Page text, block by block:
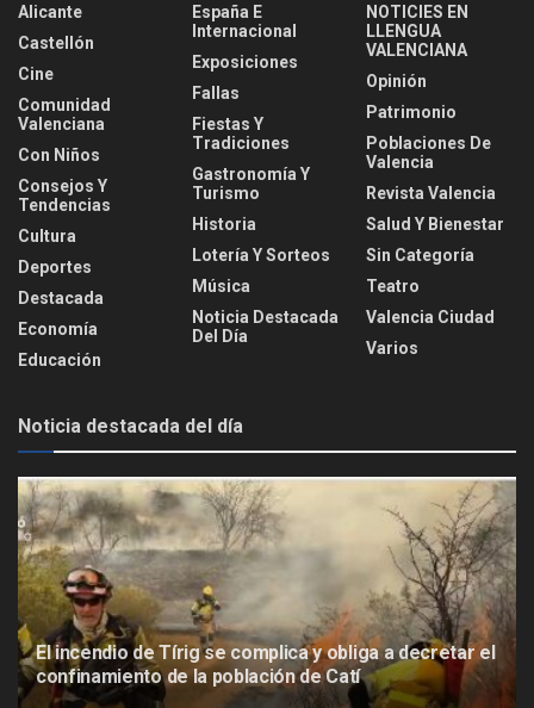
Alicante
Castellón
Cine
Comunidad
Valenciana
Con Niños
Consejos Y
Tendencias
Cultura
Deportes
Destacada
Economía
Educación
España E
Internacional
Exposiciones
Fallas
Fiestas Y
Tradiciones
Gastronomía Y
Turismo
Historia
Lotería Y Sorteos
Música
Noticia Destacada
Del Día
NOTICIES EN
LLENGUA
VALENCIANA
Opinión
Patrimonio
Poblaciones De
Valencia
Revista Valencia
Salud Y Bienestar
Sin Categoría
Teatro
Valencia Ciudad
Varios
Noticia destacada del día
El incendio de Tírig se complica y obliga a decretar el
confinamiento de la población de Catí